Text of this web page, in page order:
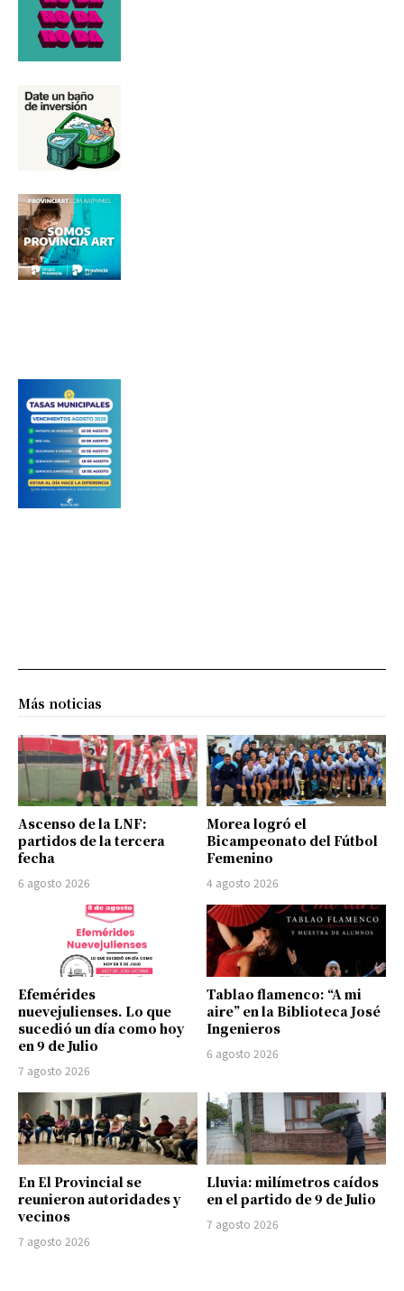
Suscribirme gratis
Dirección de correo electrónico
Nombre
Apellidos
Más noticias
Ascenso de la LNF:
partidos de la tercera
fecha
6 agosto 2026
Morea logró el
Bicampeonato del Fútbol
Femenino
4 agosto 2026
Efemérides
nuevejulienses. Lo que
sucedió un día como hoy
en 9 de Julio
7 agosto 2026
Tablao flamenco: “A mi
aire” en la Biblioteca José
Ingenieros
6 agosto 2026
En El Provincial se
reunieron autoridades y
vecinos
7 agosto 2026
Lluvia: milímetros caídos
en el partido de 9 de Julio
7 agosto 2026